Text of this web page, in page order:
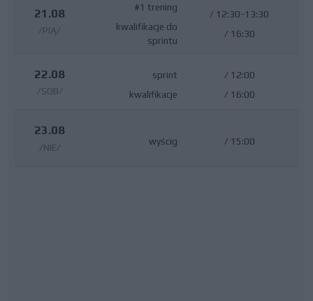
21.08
/PIĄ/
#1 trening
kwalifikacje do
sprintu
/ 12:30-13:30
/ 16:30
22.08
/SOB/
sprint
kwalifikacje
/ 12:00
/ 16:00
23.08
/NIE/
wyścig / 15:00